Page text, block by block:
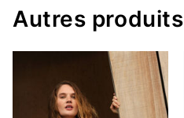
Autres produits